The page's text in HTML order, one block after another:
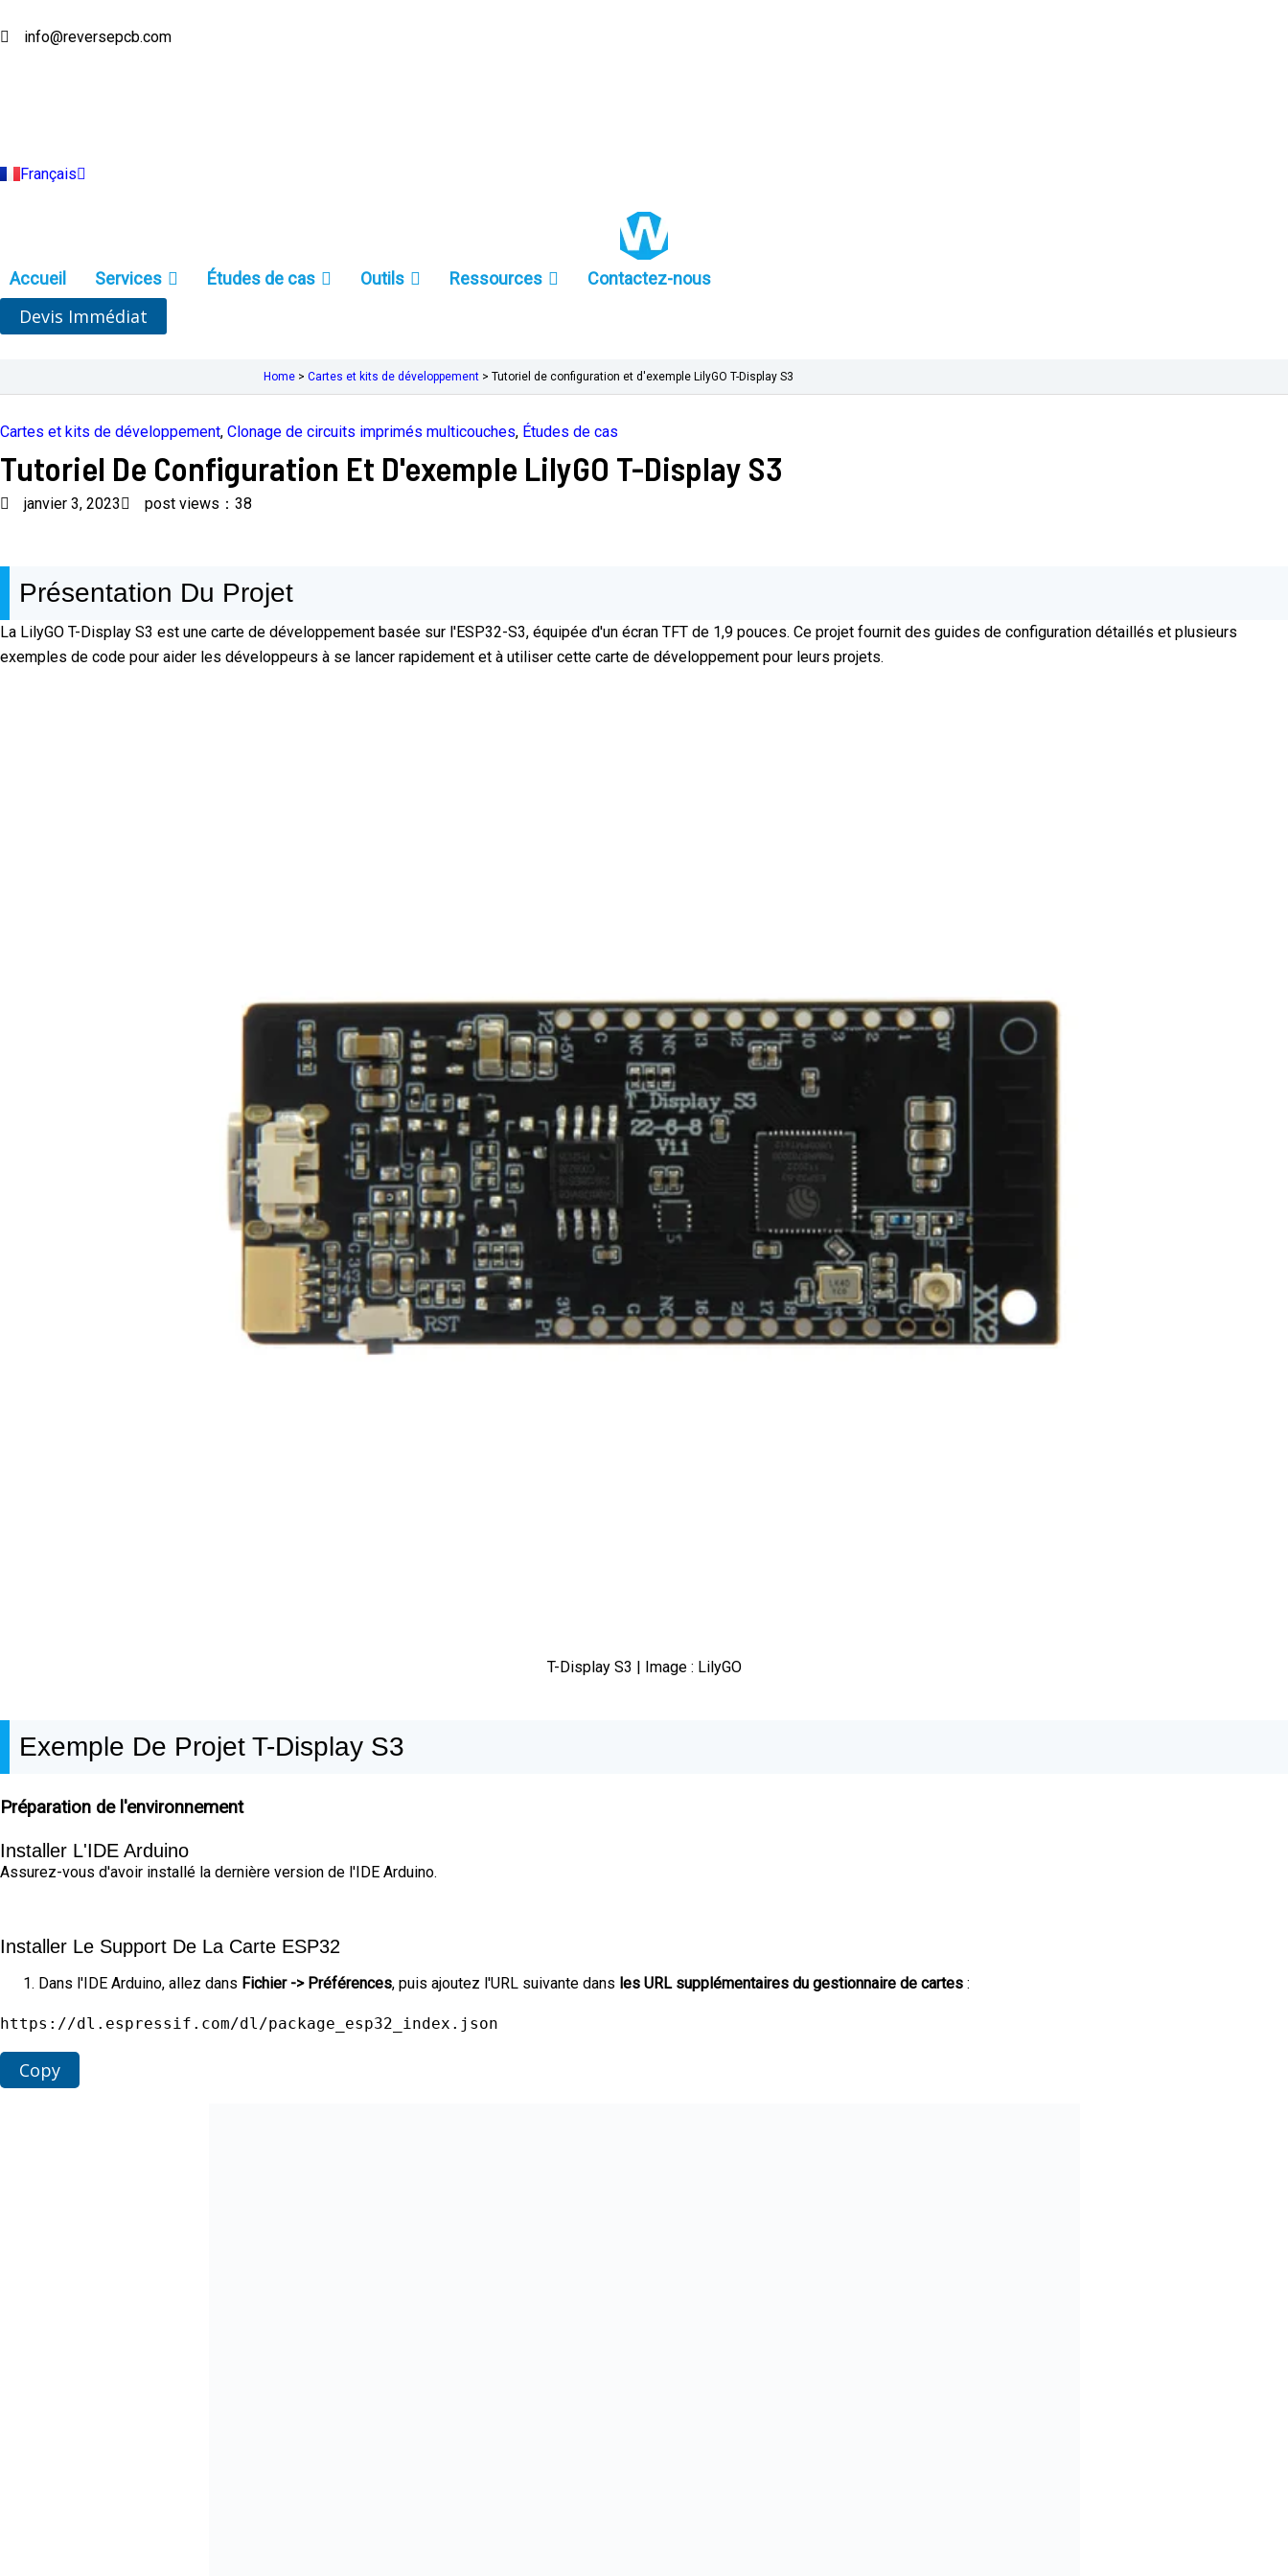
au
info@reversepcb.com
Français
English
Indonesia
Accueil Services Études de cas Outils Ressources Contactez-nous
Devis Immédiat
Home >Cartes et kits de développement >Tutoriel de configuration et d'exemple LilyGO T-Display S3
Cartes et kits de développement, Clonage de circuits imprimés multicouches, Études de cas
Tutoriel De Configuration Et D'exemple LilyGO T-Display S3
janvier 3, 2023 post views：38
Présentation Du Projet
La LilyGO T-Display S3 est une carte de développement basée sur l'ESP32-S3, équipée d'un écran TFT de 1,9 pouces. Ce projet fournit des guides de configuration détaillés et plusieurs
exemples de code pour aider les développeurs à se lancer rapidement et à utiliser cette carte de développement pour leurs projets.
T-Display S3 | Image : LilyGO
Exemple De Projet T-Display S3
Préparation de l'environnement
Installer L'IDE Arduino
Assurez-vous d'avoir installé la dernière version de l'IDE Arduino.
Installer Le Support De La Carte ESP32
Dans l'IDE Arduino, allez dans Fichier -> Préférences, puis ajoutez l'URL suivante dans les URL supplémentaires du gestionnaire de cartes :
https://dl.espressif.com/dl/package_esp32_index.json
Copy